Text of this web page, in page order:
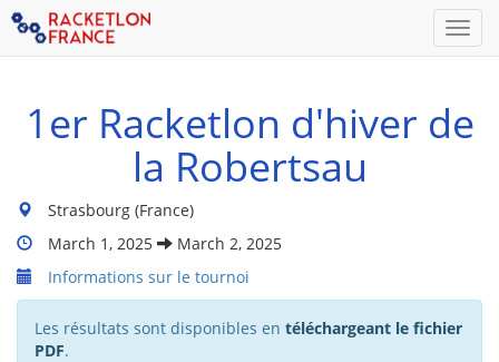
Menu
1er Racketlon d'hiver de
la Robertsau
Lieu
du
tournoi
:
Strasbourg (France)
Dates
Du
Tournoi
:
March 1, 2025
March 2, 2025
Informations sur le tournoi
Les résultats sont disponibles en téléchargeant le fichier
PDF.